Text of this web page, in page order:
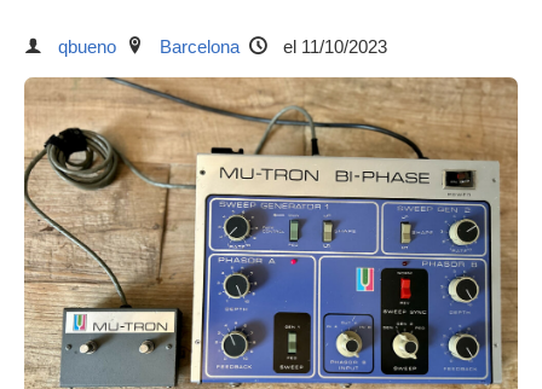
qbueno Barcelona el 11/10/2023